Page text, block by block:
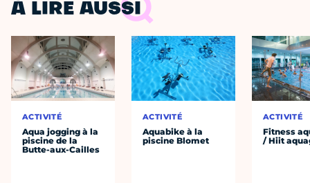
À LIRE AUSSI
ACTIVITÉ
Aqua jogging à la
piscine de la
Butte-aux-Cailles
ACTIVITÉ
Aquabike à la
piscine Blomet
ACTIVITÉ
Fitness
/ Hiit